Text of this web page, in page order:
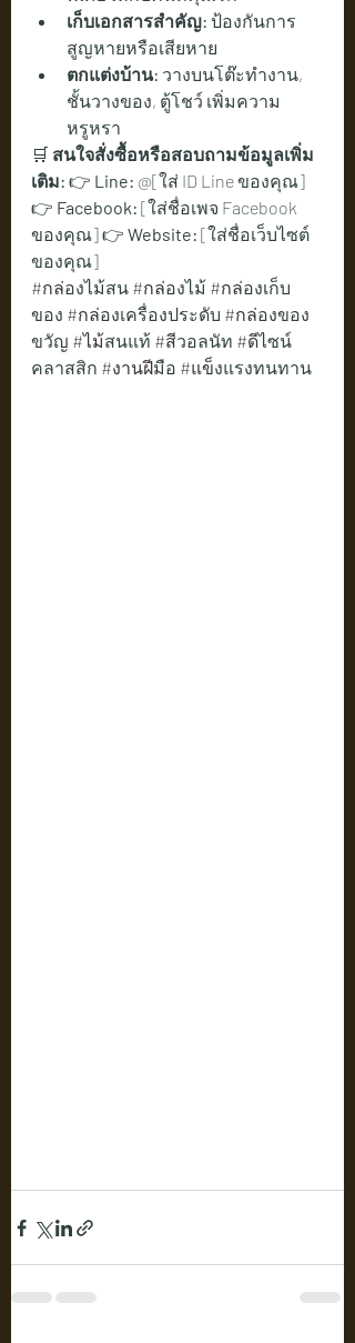
เก็บเอกสารสำคัญ: ป้องกันการ
สูญหายหรือเสียหาย
ตกแต่งบ้าน: วางบนโต๊ะทำงาน,
ชั้นวางของ, ตู้โชว์ เพิ่มความ
หรูหรา
🛒 สนใจสั่งซื้อหรือสอบถามข้อมูลเพิ่ม
เติม: 👉 Line: @[ใส่ ID Line ของคุณ]
👉 Facebook: [ใส่ชื่อเพจ Facebook
ของคุณ] 👉 Website: [ใส่ชื่อเว็บไซต์
ของคุณ]
#กล่องไม้สน #กล่องไม้ #กล่องเก็บ
ของ #กล่องเครื่องประดับ #กล่องของ
ขวัญ #ไม้สนแท้ #สีวอลนัท #ดีไซน์
คลาสสิก #งานฝีมือ #แข็งแรงทนทาน